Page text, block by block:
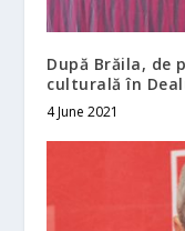
După Brăila, de
culturală în
4 June 2021